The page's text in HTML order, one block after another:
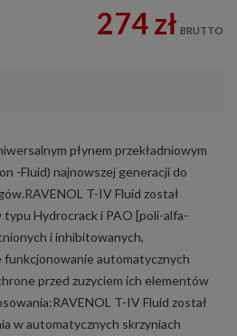
274 zł BRUTTO
płynem przekładniowym
-Fluid) najnowszej generacji do
T-IV Fluid został
typu Hydrocrack i PAO [poli-alfa-
i inhibitowanych,
automatycznych
przed zuzyciem ich elementów
T-IV Fluid został
w automatycznych skrzyniach